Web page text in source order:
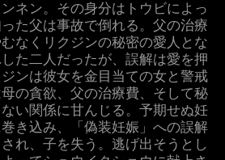
ネン。その身分はトウビによっ
た父は事故で倒れる。父の治療
なくリクジンの秘密の愛人とな
た二人だったが、誤解は愛を押
ンは彼女を金目当ての女と警戒
の貪欲、父の治療費、そして秘
い関係に甘んじる。予期せぬ妊
き込み、「偽装妊娠」への誤解
れ、子を失う。逃げ出そうとし